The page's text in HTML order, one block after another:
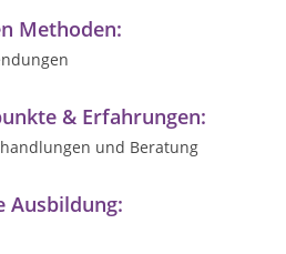
Methoden:
& Erfahrungen:
und Beratung
Ausbildung: